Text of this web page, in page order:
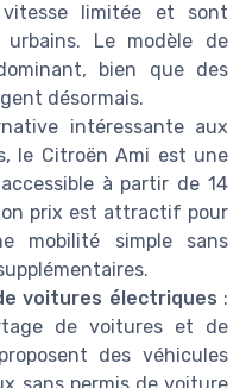
limitée et sont
Le modèle de
bien que des
désormais.
intéressante aux
le Citroën Ami est une
à partir de 14
prix est attractif pour
mobilité simple sans
voitures électriques :
de voitures et de
des véhicules